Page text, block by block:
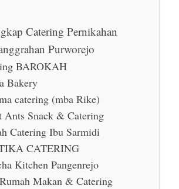
Catering Pernikahan
Purworejo
BAROKAH
Bakery
catering (mba Rike)
Ants Snack & Catering
Catering Ibu Sarmidi
CATERING
Kitchen Pangenrejo
Makan & Catering